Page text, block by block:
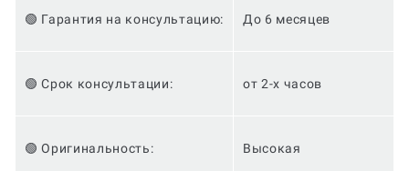
🟢 Гарантия на консультацию: До 6 месяцев
🟢 Срок консультации: от 2-х часов
🟢 Оригинальность: Высокая